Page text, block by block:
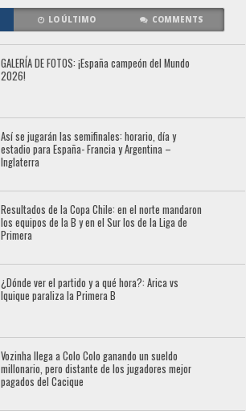
LO ÚLTIMO COMMENTS
GALERÍA DE FOTOS: ¡España campeón del Mundo
2026!
Así se jugarán las semifinales: horario, día y
estadio para España- Francia y Argentina –
Inglaterra
Resultados de la Copa Chile: en el norte mandaron
los equipos de la B y en el Sur los de la Liga de
Primera
¿Dónde ver el partido y a qué hora?: Arica vs
Iquique paraliza la Primera B
Vozinha llega a Colo Colo ganando un sueldo
millonario, pero distante de los jugadores mejor
pagados del Cacique